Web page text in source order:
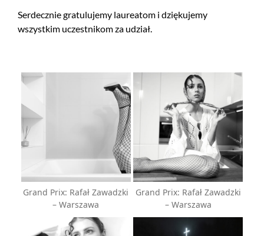
Serdecznie gratulujemy laureatom i dziękujemy
wszystkim uczestnikom za udział.
Grand Prix: Rafał Zawadzki
– Warszawa
Grand Prix: Rafał Zawadzki
– Warszawa